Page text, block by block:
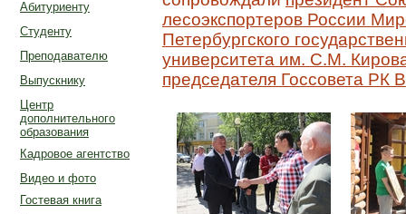
Абитуриенту
Студенту
Преподавателю
Выпускнику
Центр
дополнительного
образования
Кадровое агентство
Видео и фото
Гостевая книга
лесоэкспортеров России
Петербургского
университета им. С.М.
председателя Госсовета РК